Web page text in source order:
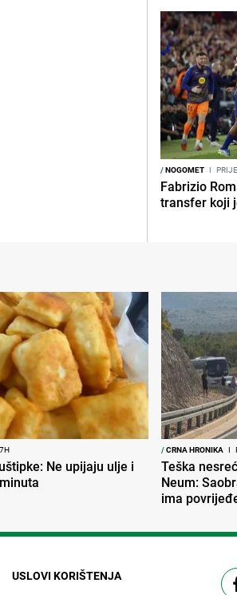
/NOGOMET I
Fabrizio
transfer koji
Ne upijaju ulje i
/CRNA HRONIKA I
Teška
Neum:
ima
USLOVI KORIŠTENJA